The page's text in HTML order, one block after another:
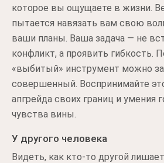
которое вы ощущаете в жизни.
пытается навязать вам свою
ваши планы. Ваша задача — не
конфликт, а проявить гибкость.
«выбитый» инструмент можно
совершенный. Воспринимайте
апгрейда своих границ и умения
чувства вины.
У другого человека
Видеть, как кто-то другой